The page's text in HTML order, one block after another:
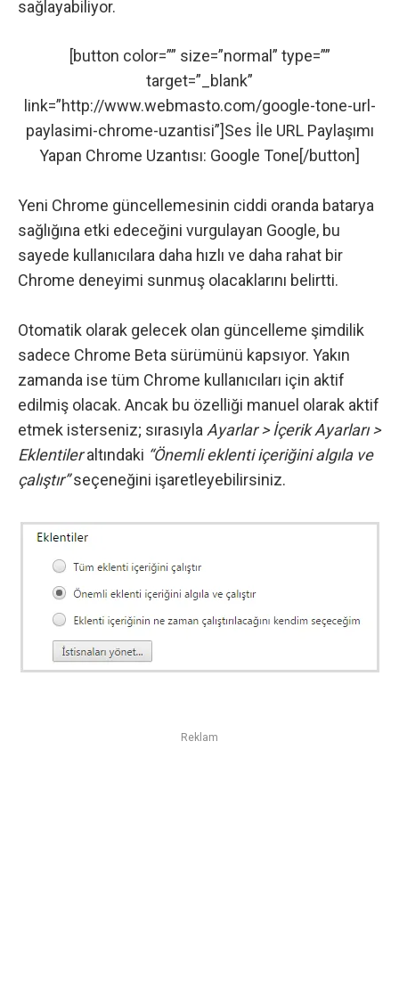
sağlayabiliyor.
[button color=”” size=”normal” type=””
target=”_blank”
link=”http://www.webmasto.com/google-tone-url-
paylasimi-chrome-uzantisi”]Ses İle URL Paylaşımı
Yapan Chrome Uzantısı: Google Tone[/button]
Yeni Chrome güncellemesinin ciddi oranda batarya
sağlığına etki edeceğini vurgulayan Google, bu
sayede kullanıcılara daha hızlı ve daha rahat bir
Chrome deneyimi sunmuş olacaklarını belirtti.
Otomatik olarak gelecek olan güncelleme şimdilik
sadece Chrome Beta sürümünü kapsıyor. Yakın
zamanda ise tüm Chrome kullanıcıları için aktif
edilmiş olacak. Ancak bu özelliği manuel olarak aktif
etmek isterseniz; sırasıyla Ayarlar > İçerik Ayarları >
Eklentileraltındaki “Önemli eklenti içeriğini algıla ve
çalıştır”seçeneğini işaretleyebilirsiniz.
Reklam